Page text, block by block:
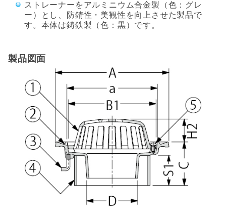
ストレーナーをアルミニウム合金製（色：グレ
ー）とし、防錆性・美観性を向上させた製品で
す。本体は鋳鉄製（色：黒）です。
製品図面